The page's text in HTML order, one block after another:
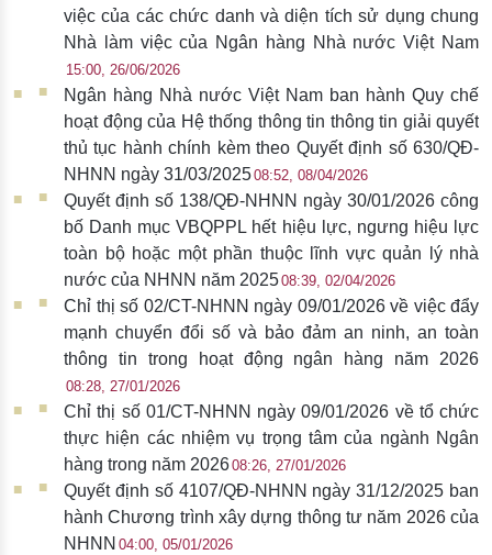
việc của các chức danh và diện tích sử dụng chung
Nhà làm việc của Ngân hàng Nhà nước Việt Nam
15:00, 26/06/2026
Ngân hàng Nhà nước Việt Nam ban hành Quy chế
hoạt động của Hệ thống thông tin thông tin giải quyết
thủ tục hành chính kèm theo Quyết định số 630/QĐ-
NHNN ngày 31/03/202508:52, 08/04/2026
Quyết định số 138/QĐ-NHNN ngày 30/01/2026 công
bố Danh mục VBQPPL hết hiệu lực, ngưng hiệu lực
toàn bộ hoặc một phần thuộc lĩnh vực quản lý nhà
nước của NHNN năm 202508:39, 02/04/2026
Chỉ thị số 02/CT-NHNN ngày 09/01/2026 về việc đẩy
mạnh chuyển đổi số và bảo đảm an ninh, an toàn
thông tin trong hoạt động ngân hàng năm 2026
08:28, 27/01/2026
Chỉ thị số 01/CT-NHNN ngày 09/01/2026 về tổ chức
thực hiện các nhiệm vụ trọng tâm của ngành Ngân
hàng trong năm 202608:26, 27/01/2026
Quyết định số 4107/QĐ-NHNN ngày 31/12/2025 ban
hành Chương trình xây dựng thông tư năm 2026 của
NHNN 04:00, 05/01/2026